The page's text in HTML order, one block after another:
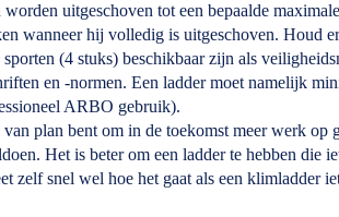
uitgeschoven tot een bepaalde
wanneer hij volledig is uitgeschoven. Houd
(4 stuks) beschikbaar zijn als
en -normen. Een ladder moet namelijk
ARBO gebruik).
plan bent om in de toekomst meer werk op
Het is beter om een ladder te hebben die
zelf snel wel hoe het gaat als een klimladder